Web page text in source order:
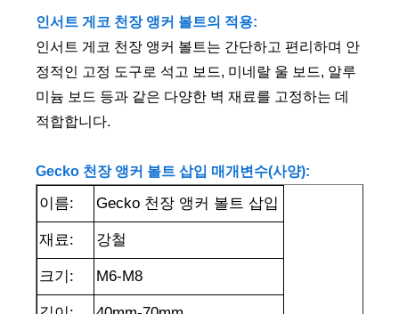
인서트 게코 천장 앵커 볼트의 적용:
인서트 게코 천장 앵커 볼트는 간단하고 편리하며 안
정적인 고정 도구로 석고 보드, 미네랄 울 보드, 알루
미늄 보드 등과 같은 다양한 벽 재료를 고정하는 데
적합합니다.
Gecko 천장 앵커 볼트 삽입 매개변수(사양):
이름: Gecko 천장 앵커 볼트 삽입
재료: 강철
크기: M6-M8